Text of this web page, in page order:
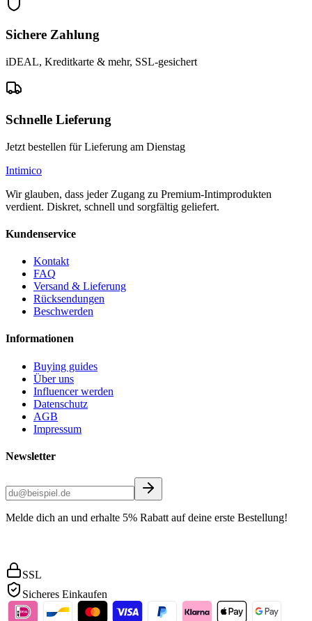
Sichere Zahlung
iDEAL, Kreditkarte & mehr, SSL-gesichert
Schnelle Lieferung
Jetzt bestellen für Lieferung am Dienstag
Intimico
Wir glauben, dass jeder Zugang zu Premium-Intimprodukten
verdient. Diskret, schnell und sorgfältig geliefert.
Kundenservice
Kontakt
FAQ
Versand & Lieferung
Rücksendungen
Beschwerden
Informationen
Buying guides
Über uns
Influencer werden
Datenschutz
AGB
Impressum
Newsletter
Melde dich an und erhalte 5% Rabatt auf deine erste Bestellung!
SSL
Sicheres Einkaufen